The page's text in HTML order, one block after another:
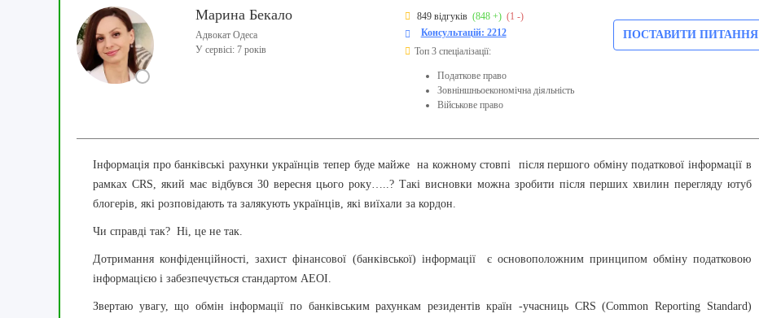
Марина Бекало
Адвокат Одеса
У сервісі: 7 років
849 відгуків (848 +) (1 -)
Консультацій: 2212
Топ 3 спеціалізації:
Податкове право
Зовніншньоекономічна діяльність
Військове право
ПОСТАВИТИ ПИТАННЯ
Інформація про банківські рахунки українців тепер буде майже на кожному стовпі
після першого обміну податкової інформації в
рамках CRS , який має відбувся 30 вересня цього року….. ?Такі висновки можна зробити після перших хвилин перегляду ютуб
блогерів, які розповідають та залякують українців, які виїхали за кордон.
Чи справді так? Ні, це не так.
Дотримання конфіденційності, захист фінансової (банківської) інформації є основоположним принципом обміну податковою
інформацією і забезпечується стандартом AEOI.
Звертаю увагу, що обмін інформації по банківським рахункам резидентів країн -учасниць CRS (Common Reporting Standard)